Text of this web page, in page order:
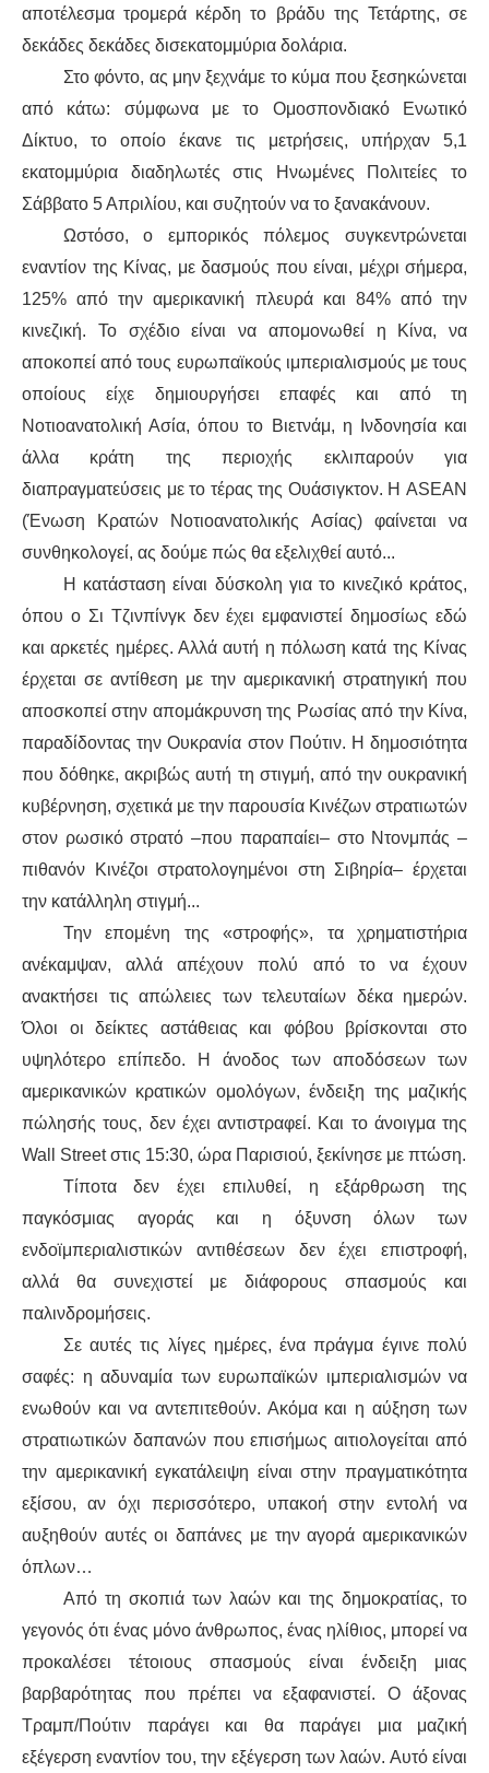
ΛΟΓΟΤΕΧΝΊΑ / ΤΈΧΝΗ
ΜΟΥΣΙΚΉ
ΚΙΝΗΜΑΤΟΓΡΆΦΟΣ
αποτέλεσμα τρομερά κέρδη το βράδυ της Τετάρτης, σε
δεκάδες δεκάδες δισεκατομμύρια δολάρια.
Στο φόντο, ας μην ξεχνάμε το κύμα που ξεσηκώνεται
από κάτω: σύμφωνα με το Ομοσπονδιακό Ενωτικό
Δίκτυο, το οποίο έκανε τις μετρήσεις, υπήρχαν 5,1
εκατομμύρια διαδηλωτές στις Ηνωμένες Πολιτείες το
Σάββατο 5 Απριλίου, και συζητούν να το ξανακάνουν.
Ωστόσο, ο εμπορικός πόλεμος συγκεντρώνεται
εναντίον της Κίνας, με δασμούς που είναι, μέχρι σήμερα,
125% από την αμερικανική πλευρά και 84% από την
κινεζική. Το σχέδιο είναι να απομονωθεί η Κίνα, να
αποκοπεί από τους ευρωπαϊκούς ιμπεριαλισμούς με τους
οποίους είχε δημιουργήσει επαφές και από τη
Νοτιοανατολική Ασία, όπου το Βιετνάμ, η Ινδονησία και
άλλα κράτη της περιοχής εκλιπαρούν για
διαπραγματεύσεις με το τέρας της Ουάσιγκτον. Η ASEAN
(Ένωση Κρατών Νοτιοανατολικής Ασίας) φαίνεται να
συνθηκολογεί, ας δούμε πώς θα εξελιχθεί αυτό...
Η κατάσταση είναι δύσκολη για το κινεζικό κράτος,
όπου ο Σι Τζινπίνγκ δεν έχει εμφανιστεί δημοσίως εδώ
και αρκετές ημέρες. Αλλά αυτή η πόλωση κατά της Κίνας
έρχεται σε αντίθεση με την αμερικανική στρατηγική που
αποσκοπεί στην απομάκρυνση της Ρωσίας από την Κίνα,
παραδίδοντας την Ουκρανία στον Πούτιν. Η δημοσιότητα
που δόθηκε, ακριβώς αυτή τη στιγμή, από την ουκρανική
κυβέρνηση, σχετικά με την παρουσία Κινέζων στρατιωτών
στον ρωσικό στρατό –που παραπαίει– στο Ντονμπάς –
πιθανόν Κινέζοι στρατολογημένοι στη Σιβηρία– έρχεται
την κατάλληλη στιγμή...
Την επομένη της «στροφής», τα χρηματιστήρια
ανέκαμψαν, αλλά απέχουν πολύ από το να έχουν
ανακτήσει τις απώλειες των τελευταίων δέκα ημερών.
Όλοι οι δείκτες αστάθειας και φόβου βρίσκονται στο
υψηλότερο επίπεδο. Η άνοδος των αποδόσεων των
αμερικανικών κρατικών ομολόγων, ένδειξη της μαζικής
πώλησής τους, δεν έχει αντιστραφεί. Και το άνοιγμα της
Wall Street στις 15:30, ώρα Παρισιού, ξεκίνησε με πτώση.
Τίποτα δεν έχει επιλυθεί, η εξάρθρωση της
παγκόσμιας αγοράς και η όξυνση όλων των
ενδοϊμπεριαλιστικών αντιθέσεων δεν έχει επιστροφή,
αλλά θα συνεχιστεί με διάφορους σπασμούς και
παλινδρομήσεις.
Σε αυτές τις λίγες ημέρες, ένα πράγμα έγινε πολύ
σαφές: η αδυναμία των ευρωπαϊκών ιμπεριαλισμών να
ενωθούν και να αντεπιτεθούν. Ακόμα και η αύξηση των
στρατιωτικών δαπανών που επισήμως αιτιολογείται από
την αμερικανική εγκατάλειψη είναι στην πραγματικότητα
εξίσου, αν όχι περισσότερο, υπακοή στην εντολή να
αυξηθούν αυτές οι δαπάνες με την αγορά αμερικανικών
όπλων…
Από τη σκοπιά των λαών και της δημοκρατίας, το
γεγονός ότι ένας μόνο άνθρωπος, ένας ηλίθιος, μπορεί να
προκαλέσει τέτοιους σπασμούς είναι ένδειξη μιας
βαρβαρότητας που πρέπει να εξαφανιστεί. Ο άξονας
Τραμπ/Πούτιν παράγει και θα παράγει μια μαζική
εξέγερση εναντίον του, την εξέγερση των λαών. Αυτό είναι